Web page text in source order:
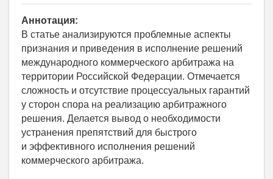
Аннотация:
В статье анализируются проблемные аспекты
признания и приведения в исполнение решений
международного коммерческого арбитража на
территории Российской Федерации. Отмечается
сложность и отсутствие процессуальных гарантий
у сторон спора на реализацию арбитражного
решения. Делается вывод о необходимости
устранения препятствий для быстрого
и эффективного исполнения решений
коммерческого арбитража.